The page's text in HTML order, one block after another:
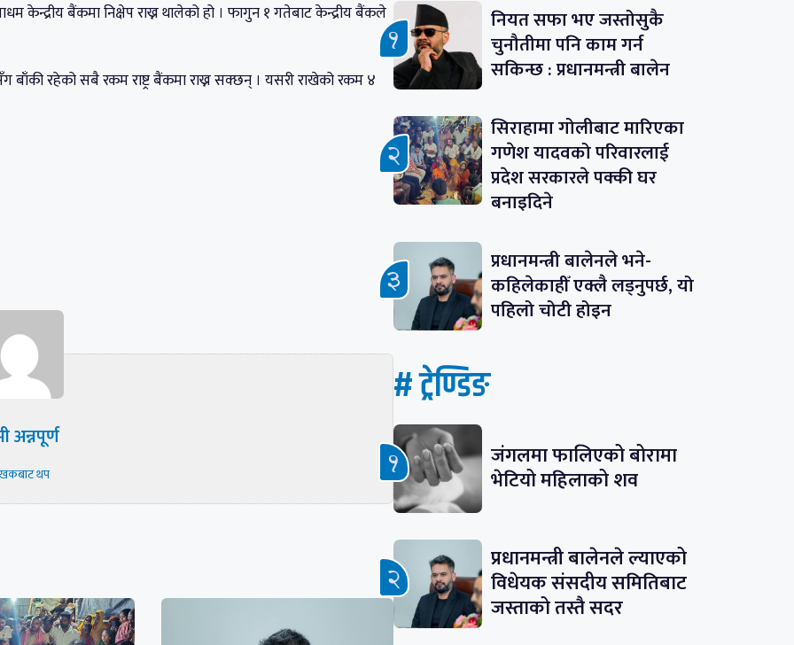
केन्द्रीय बैंकमा निक्षेप राख्न थालेको हो । फागुन १ गतेबाट केन्द्रीय बैंकले
रहेको सबै रकम राष्ट्र बैंकमा राख्न सक्छन् । यसरी राखेको रकम ४
अन्नपूर्ण
थप
नियत सफा भए जस्तोसुकै
चुनौतीमा पनि काम गर्न
सकिन्छ : प्रधानमन्त्री बालेन
सिराहामा गोलीबाट मारिएका
गणेश यादवको परिवारलाई
प्रदेश सरकारले पक्की घर
बनाइदिने
प्रधानमन्त्री बालेनले भने-
कहिलेकाहीँ एक्लै लड्नुपर्छ, यो
पहिलो चोटी होइन
# ट्रेण्डिङ
जंगलमा फालिएको बोरामा
भेटियो महिलाको शव
प्रधानमन्त्री बालेनले ल्याएको
विधेयक संसदीय समितिबाट
जस्ताको तस्तै सदर